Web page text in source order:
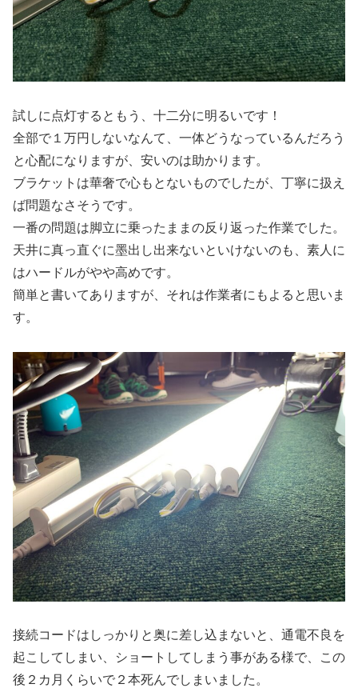
試しに点灯するともう、十二分に明るいです！
全部で１万円しないなんて、一体どうなっているんだろう
と心配になりますが、安いのは助かります。
ブラケットは華奢で心もとないものでしたが、丁寧に扱え
ば問題なさそうです。
一番の問題は脚立に乗ったままの反り返った作業でした。
天井に真っ直ぐに墨出し出来ないといけないのも、素人に
はハードルがやや高めです。
簡単と書いてありますが、それは作業者にもよると思いま
す。
接続コードはしっかりと奥に差し込まないと、通電不良を
起こしてしまい、ショートしてしまう事がある様で、この
後２カ月くらいで２本死んでしまいました。